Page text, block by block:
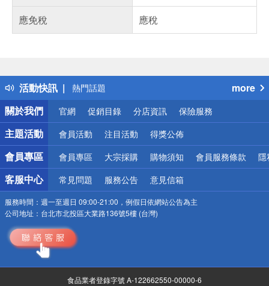
應免稅
應稅
活動快訊
得獎公告
熱門話題
銀行優惠
偏遠地區配送
詐騙網頁！請小心！
more
關於我們
官網 促銷目錄 分店資訊 保險服務
主題活動 會員活動 注目活動 得獎公佈
會員專區 會員專區 大宗採購 購物須知 會員服務條款 隱
客服中心 常見問題 服務公告 意見信箱
服務時間： 週一至週日 09:00-21:00，例假日依網站公告為主
公司地址： 台北市北投區大業路136號5樓 (台灣)
食品業者登錄字號 A-122662550-00000-6